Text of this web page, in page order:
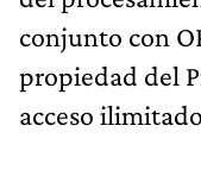
conjunto con
propiedad del
acceso